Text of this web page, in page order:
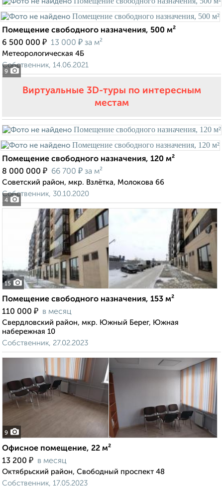
9
Помещение свободного назначения, 500 м²
6 500 000 ₽ 13 000 ₽ за м²
Метеорологическая 4Б
Собственник, 14.06.2021
Виртуальные 3D-туры по интересным
местам
4
Помещение свободного назначения, 120 м²
8 000 000 ₽ 66 700 ₽ за м²
Советский район, мкр. Взлётка, Молокова 66
Собственник, 30.10.2020
15
Помещение свободного назначения, 153 м²
110 000 ₽ в месяц
Свердловский район, мкр. Южный Берег, Южная
набережная 10
Собственник, 27.02.2023
9
Офисное помещение, 22 м²
13 200 ₽ в месяц
Октябрьский район, Свободный проспект 48
Собственник, 17.05.2023